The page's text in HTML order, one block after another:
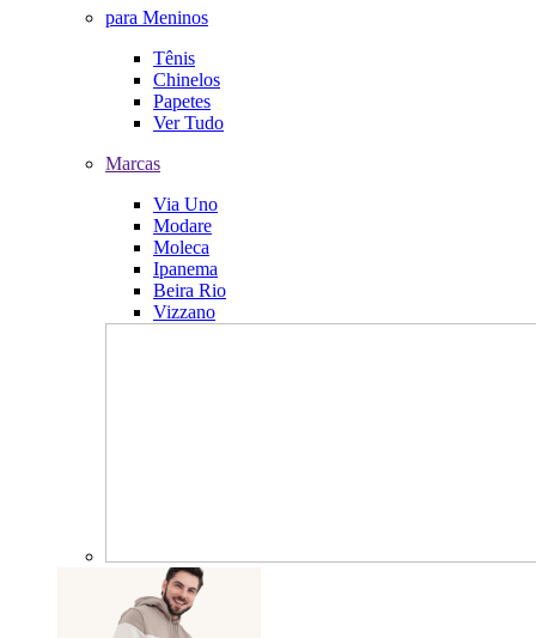
para Meninos
Tênis
Chinelos
Papetes
Ver Tudo
Marcas
Via Uno
Modare
Moleca
Ipanema
Beira Rio
Vizzano